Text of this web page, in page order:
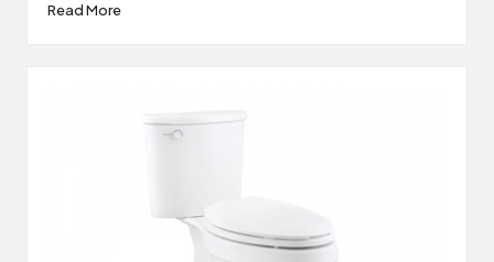
Read More